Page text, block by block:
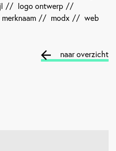
// logo ontwerp //
merknaam // modx // web
naar overzicht